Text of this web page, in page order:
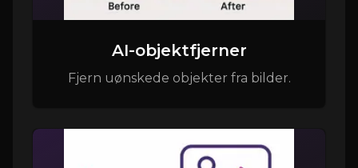
AI-objektfjerner
Fjern uønskede objekter fra bilder.